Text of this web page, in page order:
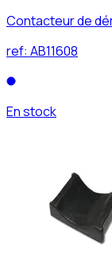
Contacteur de
ref: AB11608
En stock